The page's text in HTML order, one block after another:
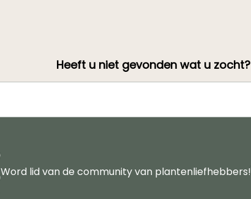
Heeft u niet gevonden wat u zocht?
Word lid van de community van plantenliefhebbers!